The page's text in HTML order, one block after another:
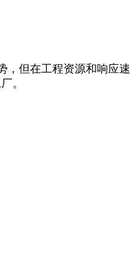
，但在工程资源和响应速
。